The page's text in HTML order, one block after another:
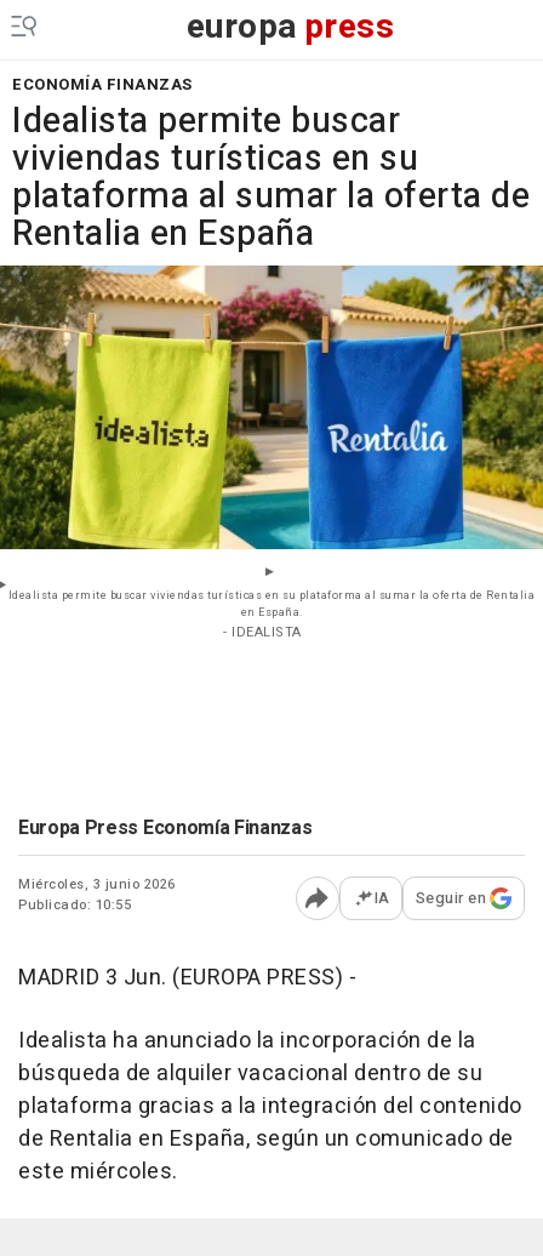
europa press
ECONOMÍA FINANZAS
Idealista permite buscar
viviendas turísticas en su
plataforma al sumar la oferta de
Rentalia en España
Idealista permite buscar viviendas turísticas en su plataforma al sumar la oferta de Rentalia
en España.
- IDEALISTA
Europa Press Economía Finanzas
Miércoles, 3 junio 2026
Publicado: 10:55
Abrir opciones para
IA Seguir en
MADRID 3 Jun. (EUROPA PRESS) -
Idealista ha anunciado la incorporación de la
búsqueda de alquiler vacacional dentro de su
plataforma gracias a la integración del contenido
de Rentalia en España, según un comunicado de
este miércoles.